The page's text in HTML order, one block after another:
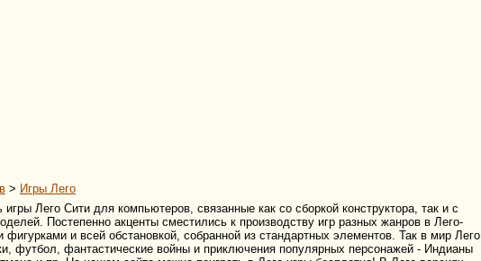
> Игры Лего
Лего Сити для компьютеров, связанные как со сборкой конструктора, так и с
Постепенно акценты сместились к производству игр разных жанров в Лего-
фигурками и всей обстановкой, собранной из стандартных элементов. Так в мир Лего
футбол, фантастические войны и приключения популярных персонажей - Индианы